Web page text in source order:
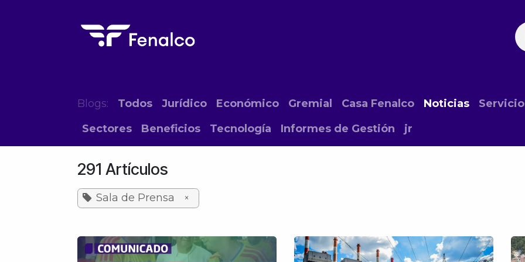
Blogs: Todos Jurídico Económico Gremial Casa Fenalco Noticias
Sectores
Beneficios Tecnología Informes de Gestión jr
291 Artículos
Sala de Prensa ×